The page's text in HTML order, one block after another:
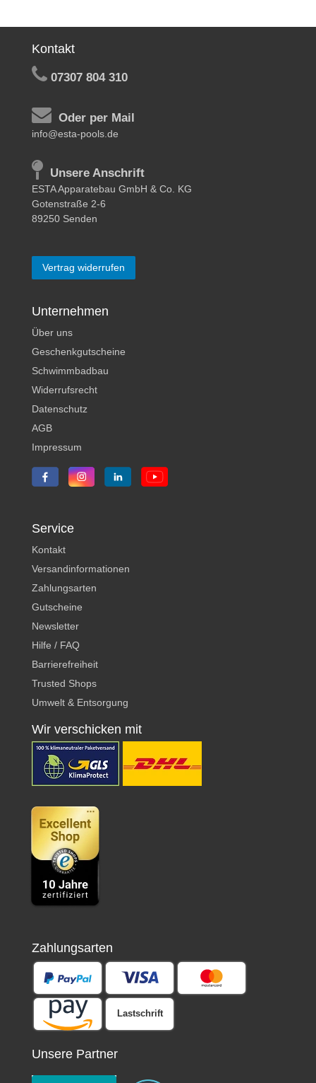
Kontakt
07307 804 310
Oder per Mail
info@esta-pools.de
Unsere Anschrift
ESTA Apparatebau GmbH & Co. KG
Gotenstraße 2-6
89250 Senden
Vertrag widerrufen
Unternehmen
Über uns
Geschenkgutscheine
Schwimmbadbau
Widerrufsrecht
Datenschutz
AGB
Impressum
Service
Kontakt
Versandinformationen
Zahlungsarten
Gutscheine
Newsletter
Hilfe / FAQ
Barrierefreiheit
Trusted Shops
Umwelt & Entsorgung
Wir verschicken mit
Zahlungsarten
Lastschrift
Unsere Partner